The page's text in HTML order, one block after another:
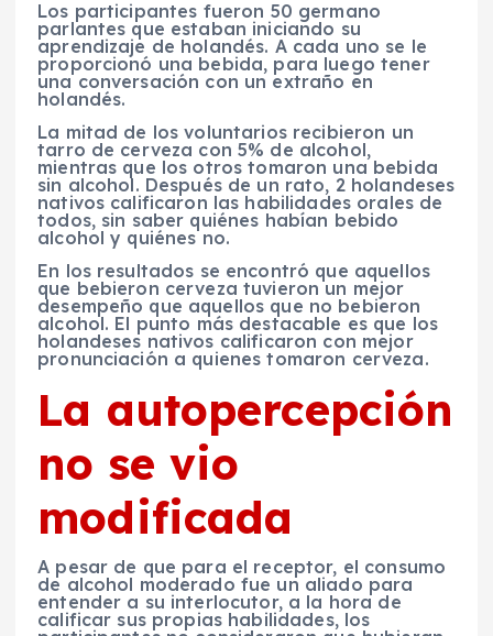
Los participantes fueron 50 germano
parlantes que estaban iniciando su
aprendizaje de holandés. A cada uno se le
proporcionó una bebida, para luego tener
una conversación con un extraño en
holandés.
La mitad de los voluntarios recibieron un
tarro de cerveza con 5% de alcohol,
mientras que los otros tomaron una bebida
sin alcohol. Después de un rato, 2 holandeses
nativos calificaron las habilidades orales de
todos, sin saber quiénes habían bebido
alcohol y quiénes no.
En los resultados se encontró que aquellos
que bebieron cerveza tuvieron un mejor
desempeño que aquellos que no bebieron
alcohol. El punto más destacable es que los
holandeses nativos calificaron con mejor
pronunciación a quienes tomaron cerveza.
La autopercepción
no se vio
modificada
A pesar de que para el receptor, el consumo
de alcohol moderado fue un aliado para
entender a su interlocutor, a la hora de
calificar sus propias habilidades, los